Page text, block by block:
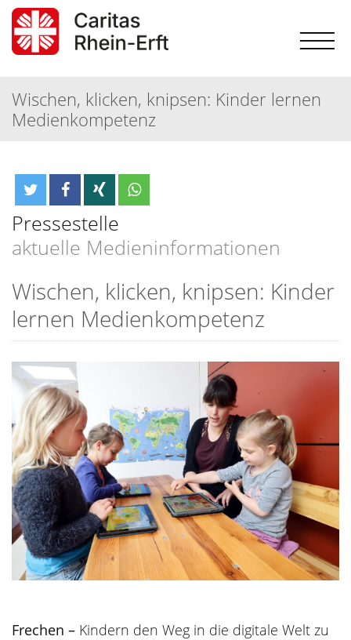
Wischen, klicken, knipsen: Kinder lernen
Medienkompetenz
Pressestelle
aktuelle Medieninformationen
Wischen, klicken, knipsen: Kinder
lernen Medienkompetenz
Frechen – Kindern den Weg in die digitale Welt zu